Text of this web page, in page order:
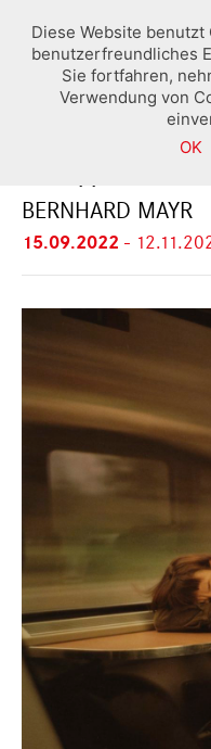
BERNHARD MAYR
15.09.2022 -
Diese Website
benutzerfreundliches
Sie fortfahren,
Verwendung von
OK